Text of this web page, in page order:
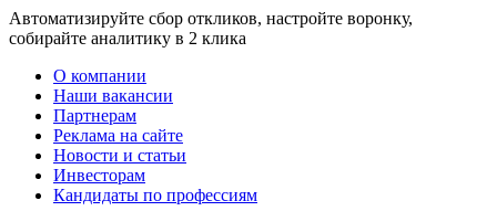
Автоматизируйте сбор откликов, настройте воронку,
собирайте аналитику в 2 клика
О компании
Наши вакансии
Партнерам
Реклама на сайте
Новости и статьи
Инвесторам
Кандидаты по профессиям